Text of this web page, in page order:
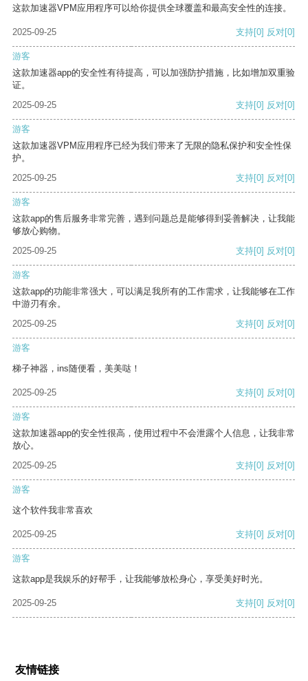
这款加速器VPM应用程序可以给你提供全球覆盖和最高安全性的连接。
2025-09-25 支持[0] 反对[0]
游客
这款加速器app的安全性有待提高，可以加强防护措施，比如增加双重验
证。
2025-09-25
支持[0] 反对[0]
游客
这款加速器VPM应用程序已经为我们带来了无限的隐私保护和安全性保
护。
2025-09-25
支持[0] 反对[0]
游客
这款app的售后服务非常完善，遇到问题总是能够得到妥善解决，让我能
够放心购物。
2025-09-25
支持[0] 反对[0]
游客
这款app的功能非常强大，可以满足我所有的工作需求，让我能够在工作
中游刃有余。
2025-09-25
支持[0] 反对[0]
游客
梯子神器，ins随便看，美美哒！
2025-09-25 支持[0] 反对[0]
游客
这款加速器app的安全性很高，使用过程中不会泄露个人信息，让我非常
放心。
2025-09-25
支持[0] 反对[0]
游客
这个软件我非常喜欢
2025-09-25 支持[0] 反对[0]
游客
这款app是我娱乐的好帮手，让我能够放松身心，享受美好时光。
2025-09-25 支持[0] 反对[0]
友情链接